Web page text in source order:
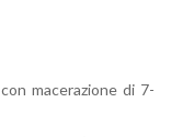
macerazione di 7-